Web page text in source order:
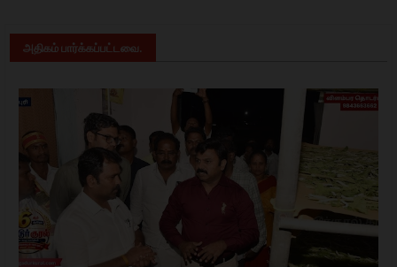
அதிகம் பார்க்கப்பட்டவை.